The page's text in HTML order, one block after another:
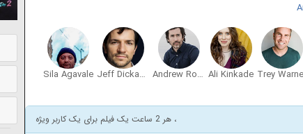
Trey
Ali Kinkade
Andrew Roach
Jeff Dickamore
Sila Agavale
، هر 2 ساعت یک فیلم برای یک کاربر ویژه